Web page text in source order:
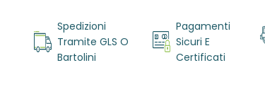
all'inizio
della
galleria di
Spedizioni
Tramite GLS O
Bartolini
Pagamenti
Sicuri E
Certificati